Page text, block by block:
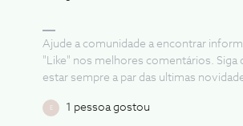
Ajude a comunidade a encontrar
"Like" nos melhores comentários. Siga
estar sempre a par das ultimas
1 pessoa gostou